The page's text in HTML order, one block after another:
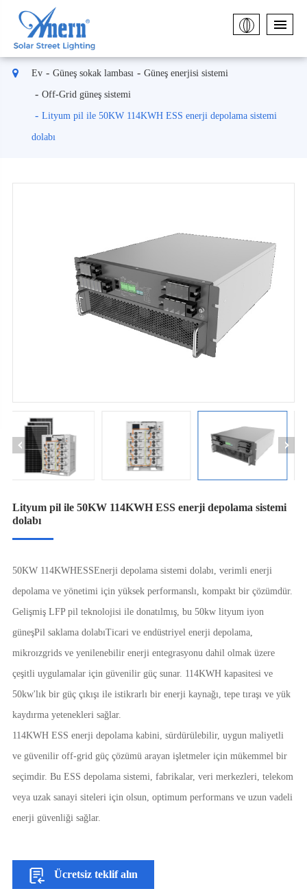
Ev Güneş sokak lambası Güneş enerjisi sistemi
Off-Grid güneş sistemi
Lityum pil ile 50KW 114KWH ESS enerji depolama sistemi
dolabı
Lityum pil ile 50KW 114KWH ESS enerji depolama sistemi
dolabı
50KW 114KWHESSEnerji depolama sistemi dolabı, verimli enerji
depolama ve yönetimi için yüksek performanslı, kompakt bir çözümdür.
Gelişmiş LFP pil teknolojisi ile donatılmış, bu 50kw lityum iyon
güneşPil saklama dolabıTicari ve endüstriyel enerji depolama,
mikroızgrids ve yenilenebilir enerji entegrasyonu dahil olmak üzere
çeşitli uygulamalar için güvenilir güç sunar. 114KWH kapasitesi ve
50kw'lık bir güç çıkışı ile istikrarlı bir enerji kaynağı, tepe tıraşı ve yük
kaydırma yetenekleri sağlar.
114KWH ESS enerji depolama kabini, sürdürülebilir, uygun maliyetli
ve güvenilir off-grid güç çözümü arayan işletmeler için mükemmel bir
seçimdir. Bu ESS depolama sistemi, fabrikalar, veri merkezleri, telekom
veya uzak sanayi siteleri için olsun, optimum performans ve uzun vadeli
enerji güvenliği sağlar.
Ücretsiz teklif alın